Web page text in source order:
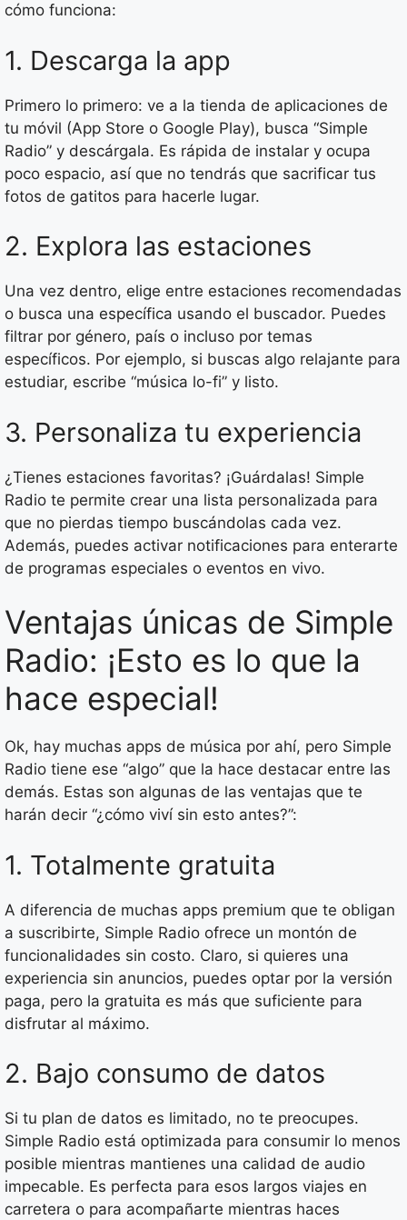
cómo funciona:
1. Descarga la app
Primero lo primero: ve a la tienda de aplicaciones de
tu móvil (App Store o Google Play), busca “Simple
Radio” y descárgala. Es rápida de instalar y ocupa
poco espacio, así que no tendrás que sacrificar tus
fotos de gatitos para hacerle lugar.
2. Explora las estaciones
Una vez dentro, elige entre estaciones recomendadas
o busca una específica usando el buscador. Puedes
filtrar por género, país o incluso por temas
específicos. Por ejemplo, si buscas algo relajante para
estudiar, escribe “música lo-fi” y listo.
3. Personaliza tu experiencia
¿Tienes estaciones favoritas? ¡Guárdalas! Simple
Radio te permite crear una lista personalizada para
que no pierdas tiempo buscándolas cada vez.
Además, puedes activar notificaciones para enterarte
de programas especiales o eventos en vivo.
Ventajas únicas de Simple
Radio: ¡Esto es lo que la
hace especial!
Ok, hay muchas apps de música por ahí, pero Simple
Radio tiene ese “algo” que la hace destacar entre las
demás. Estas son algunas de las ventajas que te
harán decir “¿cómo viví sin esto antes?”:
1. Totalmente gratuita
A diferencia de muchas apps premium que te obligan
a suscribirte, Simple Radio ofrece un montón de
funcionalidades sin costo. Claro, si quieres una
experiencia sin anuncios, puedes optar por la versión
paga, pero la gratuita es más que suficiente para
disfrutar al máximo.
2. Bajo consumo de datos
Si tu plan de datos es limitado, no te preocupes.
Simple Radio está optimizada para consumir lo menos
posible mientras mantienes una calidad de audio
impecable. Es perfecta para esos largos viajes en
carretera o para acompañarte mientras haces